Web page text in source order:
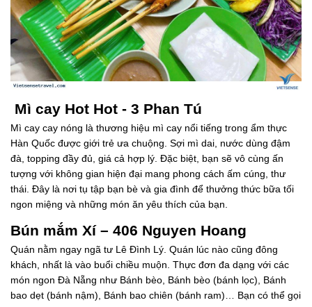
Mì cay Hot Hot - 3 Phan Tú
Mì cay cay nóng là thương hiệu mì cay nổi tiếng trong ẩm thực
Hàn Quốc được giới trẻ ưa chuộng. Sợi mì dai, nước dùng đậm
đà, topping đầy đủ, giá cả hợp lý. Đặc biệt, bạn sẽ vô cùng ấn
tượng với không gian hiện đại mang phong cách ấm cúng, thư
thái. Đây là nơi tụ tập bạn bè và gia đình để thưởng thức bữa tối
ngon miệng và những món ăn yêu thích của bạn.
Bún mắm Xí – 406 Nguyen Hoang
Quán nằm ngay ngã tư Lê Đình Lý. Quán lúc nào cũng đông
khách, nhất là vào buổi chiều muộn. Thực đơn đa dạng với các
món ngon Đà Nẵng như Bánh bèo, Bánh bèo (bánh lọc), Bánh
bao dẹt (bánh nậm), Bánh bao chiên (bánh ram)… Bạn có thể gọi